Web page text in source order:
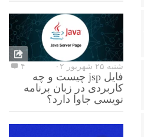
شنبه ۲۵ شهریور ۰۲ ۴
فایل jsp چیست و چه
کاربردی در زبان برنامه
نویسی جاوا دارد؟